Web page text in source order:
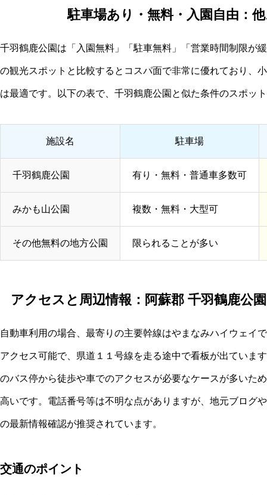
駐車場あり・無料・入園自由：
千羽鶴鹿公園は「入園無料」「駐車無料」「営業時間制限が
の観光スポットと比較するとコスパ面で非常に優れており、
は最適です。以下の表で、千羽鶴鹿公園と似た条件のスポッ
施設名 駐車場
千羽鶴鹿公園 有り・無料・普通車多数可
みかも山公園 複数・無料・大型可
その他無料の地方公園 限られることが多い
アクセスと周辺情報：阿蘇郡 千羽鶴鹿公
自動車利用の場合、最寄りの主要幹線はやまなみハイウェイ
アクセス可能で、県道１１号線を走る途中で看板が出ていま
のバス停から徒歩や車でのアクセスが必要なケースが多いた
高いです。電話番号等は不明な点がありますが、地元ブログ
の最新情報確認が推奨されています。
交通のポイント